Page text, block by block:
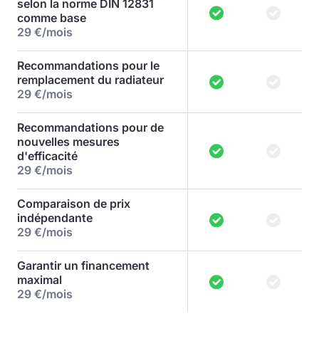
selon la norme DIN 12831
comme base
29 €/mois
Recommandations pour le
remplacement du radiateur
29 €/mois
Recommandations pour de
nouvelles mesures
d'efficacité
29 €/mois
Comparaison de prix
indépendante
29 €/mois
Garantir un financement
maximal
29 €/mois